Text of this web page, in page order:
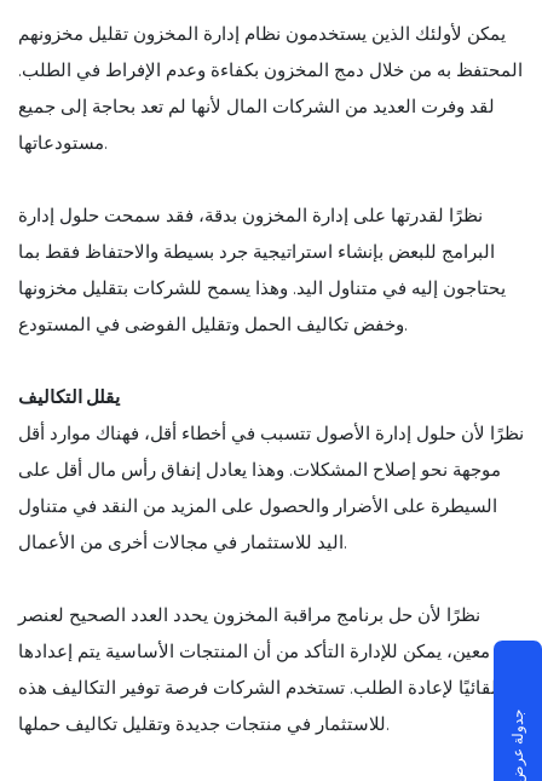
يمكن لأولئك الذين يستخدمون نظام إدارة المخزون تقليل مخزونهم
المحتفظ به من خلال دمج المخزون بكفاءة وعدم الإفراط في الطلب.
لقد وفرت العديد من الشركات المال لأنها لم تعد بحاجة إلى جميع
مستودعاتها.
نظرًا لقدرتها على إدارة المخزون بدقة، فقد سمحت حلول إدارة
البرامج للبعض بإنشاء استراتيجية جرد بسيطة والاحتفاظ فقط بما
يحتاجون إليه في متناول اليد. وهذا يسمح للشركات بتقليل مخزونها
وخفض تكاليف الحمل وتقليل الفوضى في المستودع.
يقلل التكاليف
نظرًا لأن حلول إدارة الأصول تتسبب في أخطاء أقل، فهناك موارد أقل
موجهة نحو إصلاح المشكلات. وهذا يعادل إنفاق رأس مال أقل على
السيطرة على الأضرار والحصول على المزيد من النقد في متناول
اليد للاستثمار في مجالات أخرى من الأعمال.
نظرًا لأن حل برنامج مراقبة المخزون يحدد العدد الصحيح لعنصر
معين، يمكن للإدارة التأكد من أن المنتجات الأساسية يتم إعدادها
تلقائيًا لإعادة الطلب. تستخدم الشركات فرصة توفير التكاليف هذه
للاستثمار في منتجات جديدة وتقليل تكاليف حملها.